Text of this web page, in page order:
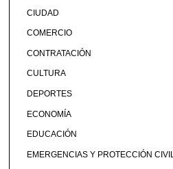
CIUDAD
COMERCIO
CONTRATACIÓN
CULTURA
DEPORTES
ECONOMÍA
EDUCACIÓN
EMERGENCIAS Y PROTECCIÓN CIVIL